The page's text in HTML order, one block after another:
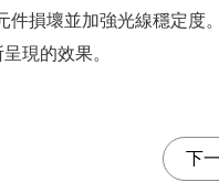
損壞並加強光線穩定度
現的效果。
下